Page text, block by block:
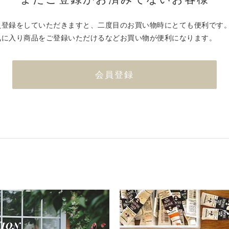
登録をしていただきますと、二度目のお買い物時にとても便利です
入り商品をご登録いただけるなどお買い物が便利になります。
会員登録